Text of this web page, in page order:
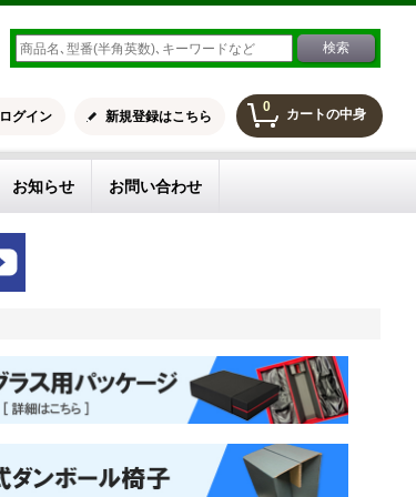
0 カートの中身
ログイン 新規登録はこちら
お知らせ お問い合わせ